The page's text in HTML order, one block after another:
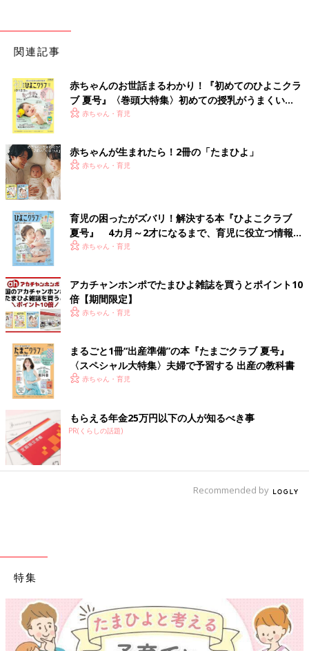
関連記事
赤ちゃんのお世話まるわかり！『初めてのひよこクラ
ブ 夏号』〈巻頭大特集〉初めての授乳がうまくい
く！ おっぱい・ミルクの基本と夏のトラブル 解決テ
赤ちゃん・育児
赤ちゃんが生まれたら！2冊の「たまひよ」
赤ちゃん・育児
育児の困ったがズバリ！解決する本『ひよこクラブ
夏号』 4カ月～2才になるまで、育児に役立つ情報が
いっぱい！
赤ちゃん・育児
アカチャンホンポでたまひよ雑誌を買うとポイント10
倍【期間限定】
赤ちゃん・育児
まるごと1冊“出産準備”の本『たまごクラブ 夏号』
〈スペシャル大特集〉夫婦で予習する 出産の教科書
赤ちゃん・育児
もらえる年金25万円以下の人が知るべき事
PR(くらしの話題)
Recommended by
特集